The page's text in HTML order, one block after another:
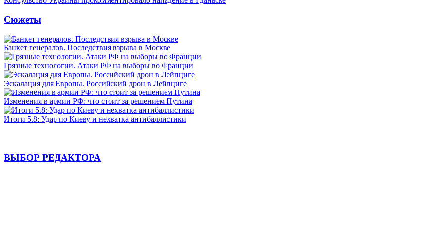
Сюжеты
Банкет генералов. Последствия взрыва в Москве
Грязные технологии. Атаки РФ на выборы во Франции
Эскалация для Европы. Российский дрон в Лейпциге
Изменения в армии РФ: что стоит за решением Путина
Итоги 5.8: Удар по Киеву и нехватка антибаллистики
ВЫБОР РЕДАКТОРА